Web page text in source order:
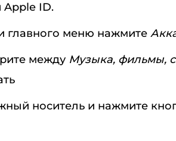
Apple ID.
главного меню нажмите
между Музыка, фильмы,
носитель и нажмите